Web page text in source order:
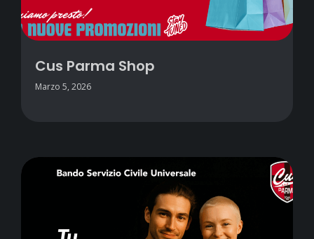
Cus Parma Shop
Marzo 5, 2026